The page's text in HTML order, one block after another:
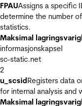
FPAUAssigns a specific
determine the number
statistics.
Maksimal
informasjonskapsel
sc-static.net
2
u_scsidRegisters data
for internal analysis and
Maksimal